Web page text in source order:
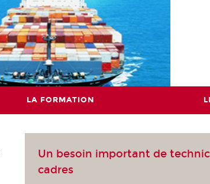
LA FORMATION
Un besoin important de
cadres